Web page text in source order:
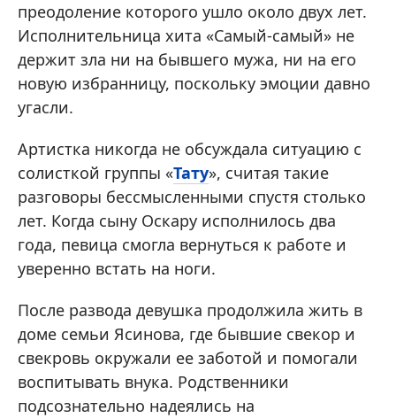
преодоление которого ушло около двух лет.
Исполнительница хита «Самый-самый» не
держит зла ни на бывшего мужа, ни на его
новую избранницу, поскольку эмоции давно
угасли.
Артистка никогда не обсуждала ситуацию с
солисткой группы «Тату», считая такие
разговоры бессмысленными спустя столько
лет. Когда сыну Оскару исполнилось два
года, певица смогла вернуться к работе и
уверенно встать на ноги.
После развода девушка продолжила жить в
доме семьи Ясинова, где бывшие свекор и
свекровь окружали ее заботой и помогали
воспитывать внука. Родственники
подсознательно надеялись на